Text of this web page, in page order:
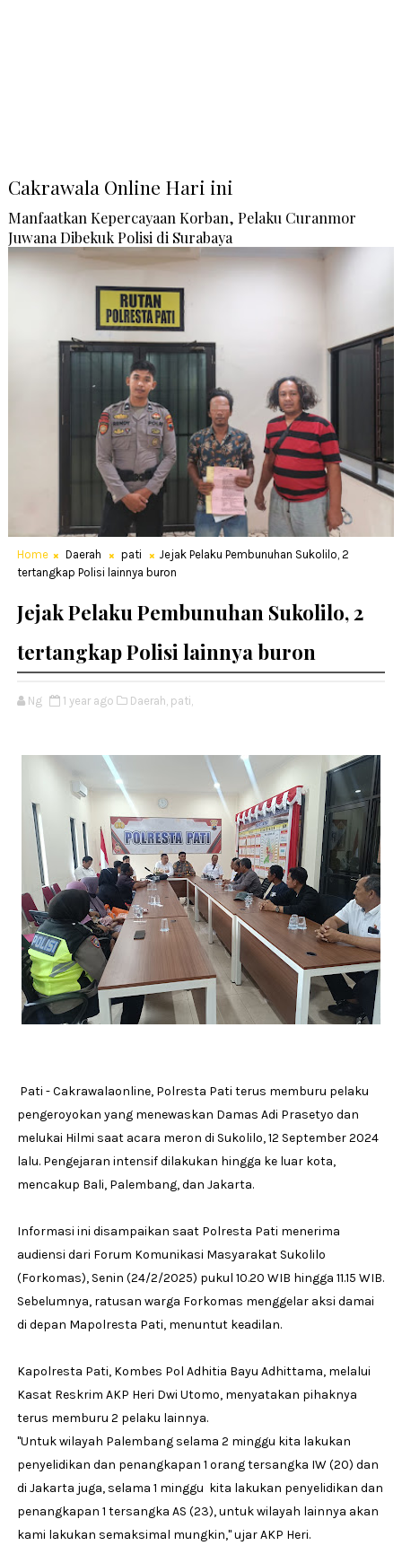
Cakrawala Online Hari ini
Manfaatkan Kepercayaan Korban, Pelaku Curanmor
Juwana Dibekuk Polisi di Surabaya
Home Daerah pati
Jejak Pelaku Pembunuhan Sukolilo, 2
tertangkap Polisi lainnya buron
Jejak Pelaku Pembunuhan Sukolilo, 2
tertangkap Polisi lainnya buron
Ng 1 year ago Daerah, pati,
Pati - Cakrawalaonline, Polresta Pati terus memburu pelaku
pengeroyokan yang menewaskan Damas Adi Prasetyo dan
melukai Hilmi saat acara meron di Sukolilo, 12 September 2024
lalu. Pengejaran intensif dilakukan hingga ke luar kota,
mencakup Bali, Palembang, dan Jakarta.
Informasi ini disampaikan saat Polresta Pati menerima
audiensi dari Forum Komunikasi Masyarakat Sukolilo
(Forkomas), Senin (24/2/2025) pukul 10.20 WIB hingga 11.15 WIB.
Sebelumnya, ratusan warga Forkomas menggelar aksi damai
di depan Mapolresta Pati, menuntut keadilan.
Kapolresta Pati, Kombes Pol Adhitia Bayu Adhittama, melalui
Kasat Reskrim AKP Heri Dwi Utomo, menyatakan pihaknya
terus memburu 2 pelaku lainnya.
"Untuk wilayah Palembang selama 2 minggu kita lakukan
penyelidikan dan penangkapan 1 orang tersangka IW (20) dan
di Jakarta juga, selama 1 minggu kita lakukan penyelidikan dan
penangkapan 1 tersangka AS (23), untuk wilayah lainnya akan
kami lakukan semaksimal mungkin," ujar AKP Heri.